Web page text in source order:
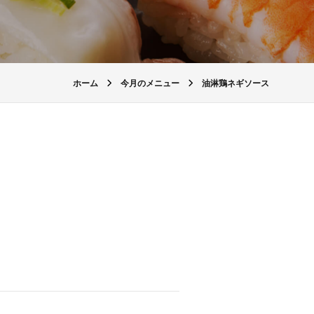
ホーム 今月のメニュー 油淋鶏ネギソース